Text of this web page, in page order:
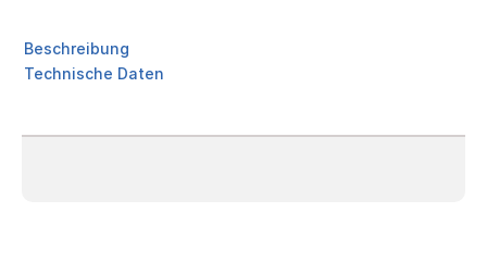
Beschreibung
Technische Daten